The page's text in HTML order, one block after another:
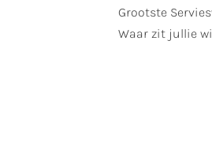
Grootste
Waar zit jullie